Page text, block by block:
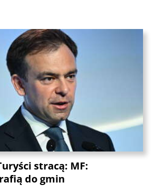
stracą: MF:
do gmin